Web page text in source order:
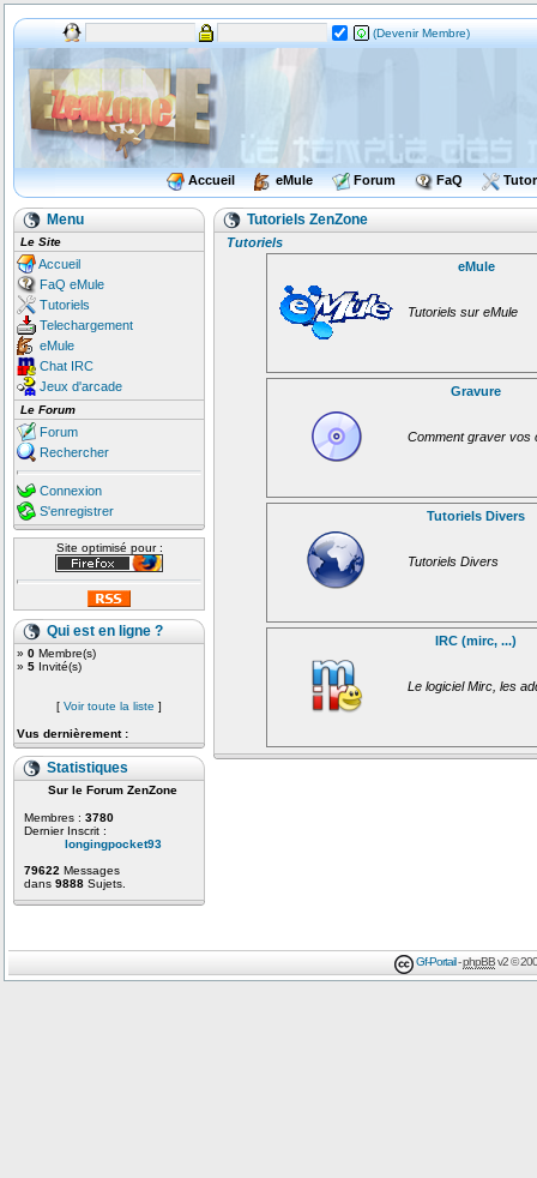
(Devenir Membre)
Accueil eMule Forum FaQ
Menu
Le Site
Accueil
FaQ eMule
Tutoriels
Telechargement
eMule
Chat IRC
Jeux d'arcade
Le Forum
Forum
Rechercher
Connexion
S'enregistrer
Site optimisé pour :
Qui est en ligne ?
» 0 Membre(s)
» 5 Invité(s)
[ Voir toute la liste ]
Vus dernièrement :
Statistiques
Sur le Forum ZenZone
Membres : 3780
Dernier Inscrit :
longingpocket93
79622 Messages
dans 9888 Sujets.
Tutoriels ZenZone
Tutoriels
eMule
Tutoriels sur eMule
Gravure
Comment graver vos
Tutoriels Divers
Tutoriels Divers
IRC (mirc, ...)
Le logiciel Mirc, les
Gf-Portail-phpBBv2 ©